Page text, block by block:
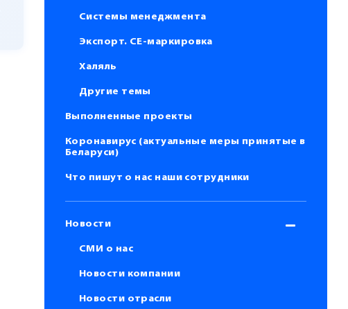
Системы менеджмента
Экспорт. СЕ-маркировка
Халяль
Другие темы
Выполненные проекты
Коронавирус (актуальные меры принятые в
Беларуси)
Что пишут о нас наши сотрудники
Новости
СМИ о нас
Новости компании
Новости отрасли